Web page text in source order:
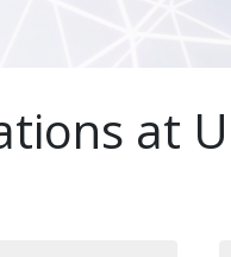
at